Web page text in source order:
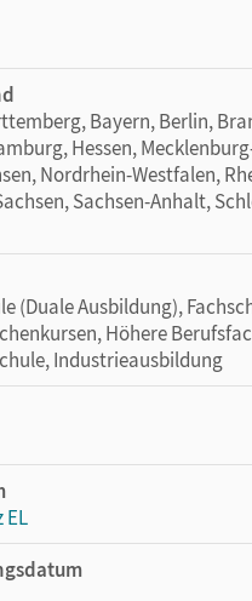
Bayern, Berlin,
Hessen,
Nordrhein-Westfalen,
Sachsen-Anhalt,
(Duale Ausbildung),
Höhere
Industrieausbildung
EL